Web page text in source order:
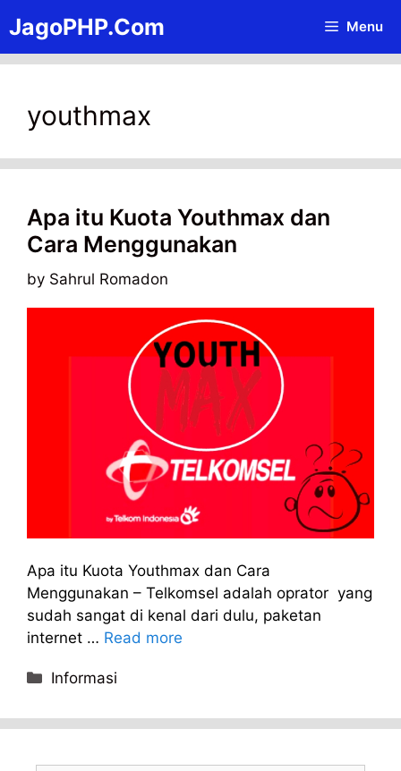
to
content
JagoPHP.Com Menu
youthmax
Apa itu Kuota Youthmax dan
Cara Menggunakan
by Sahrul Romadon
Apa itu Kuota Youthmax dan Cara
Menggunakan – Telkomsel adalah oprator yang
sudah sangat di kenal dari dulu, paketan
internet … Read more
Categories
Informasi